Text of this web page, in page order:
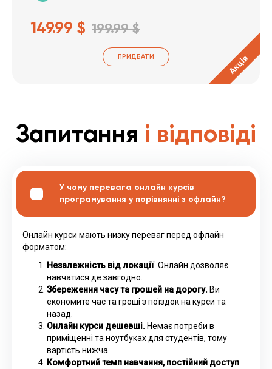
149.99 $ 199.99 $
ПРИДБАТИ Акція
Запитання і відповіді
У чому перевага онлайн курсів
програмування у порівнянні з офлайн?
Онлайн курси мають низку переваг перед офлайн
форматом:
Незалежність від локації. Онлайн дозволяє
навчатися де завгодно.
Збереження часу та грошей на дорогу. Ви
економите час та гроші з поїздок на курси та
назад.
Онлайн курси дешевші. Немає потреби в
приміщенні та ноутбуках для студентів, тому
вартість нижча
Комфортний темп навчання, постійний доступ